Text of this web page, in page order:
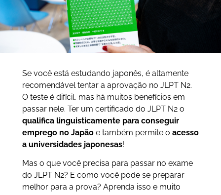
Se você está estudando japonês, é altamente
recomendável tentar a aprovação no JLPT N2.
O teste é difícil, mas há muitos benefícios em
passar nele. Ter um certificado do JLPT N2 o
qualifica linguisticamente para conseguir
emprego no Japãoe também permite o acesso
a universidades japonesas!
Mas o que você precisa para passar no exame
do JLPT N2? E como você pode se preparar
melhor para a prova? Aprenda isso e muito